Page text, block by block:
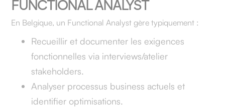
FUNCTIONAL ANALYST
En Belgique, un Functional Analyst gère typiquement :
Recueillir et documenter les exigences
fonctionnelles via interviews/atelier
stakeholders.
Analyser processus business actuels et
identifier optimisations.